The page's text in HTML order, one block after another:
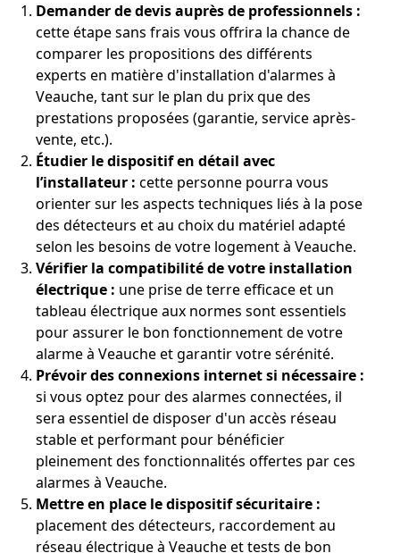
Demander de devis auprès de professionnels :
cette étape sans frais vous offrira la chance de
comparer les propositions des différents
experts en matière d'installation d'alarmes à
Veauche, tant sur le plan du prix que des
prestations proposées (garantie, service après-
vente, etc.).
Étudier le dispositif en détail avec
l’installateur : cette personne pourra vous
orienter sur les aspects techniques liés à la pose
des détecteurs et au choix du matériel adapté
selon les besoins de votre logement à Veauche.
Vérifier la compatibilité de votre installation
électrique : une prise de terre efficace et un
tableau électrique aux normes sont essentiels
pour assurer le bon fonctionnement de votre
alarme à Veauche et garantir votre sérénité.
Prévoir des connexions internet si nécessaire :
si vous optez pour des alarmes connectées, il
sera essentiel de disposer d'un accès réseau
stable et performant pour bénéficier
pleinement des fonctionnalités offertes par ces
alarmes à Veauche.
Mettre en place le dispositif sécuritaire :
placement des détecteurs, raccordement au
réseau électrique à Veauche et tests de bon